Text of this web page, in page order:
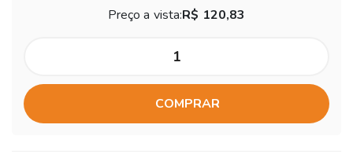
Preço a vista:R$ 120,83
COMPRAR